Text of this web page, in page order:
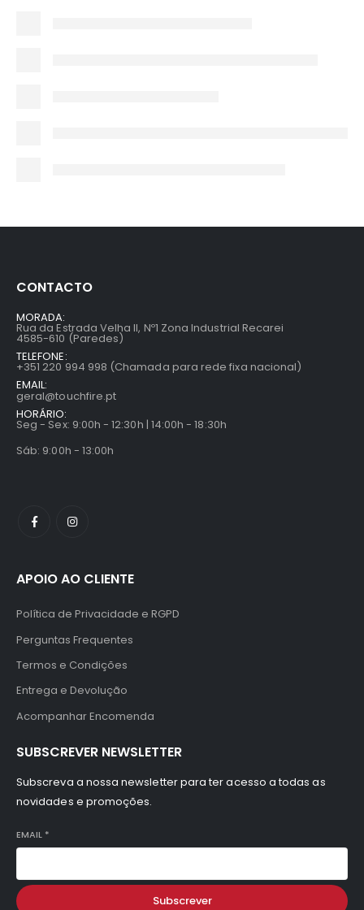
CONTACTO
MORADA:
Rua da Estrada Velha II, Nº1 Zona Industrial Recarei
4585-610 (Paredes)
TELEFONE:
+351 220 994 998 (Chamada para rede fixa nacional)
EMAIL:
geral@touchfire.pt
HORÁRIO:
Seg - Sex: 9:00h - 12:30h | 14:00h - 18:30h
Sáb: 9:00h - 13:00h
APOIO AO CLIENTE
Política de Privacidade e RGPD
Perguntas Frequentes
Termos e Condições
Entrega e Devolução
Acompanhar Encomenda
SUBSCREVER NEWSLETTER
Subscreva a nossa newsletter para ter acesso a todas as
novidades e promoções.
EMAIL *
Subscrever